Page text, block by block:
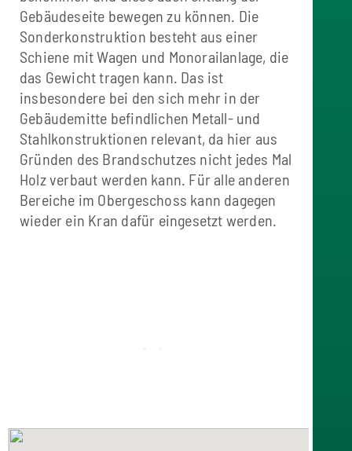
Gebäudeseite bewegen zu können. Die
Sonderkonstruktion besteht aus einer
Schiene mit Wagen und Monorailanlage, die
das Gewicht tragen kann. Das ist
insbesondere bei den sich mehr in der
Gebäudemitte befindlichen Metall- und
Stahlkonstruktionen relevant, da hier aus
Gründen des Brandschutzes nicht jedes Mal
Holz verbaut werden kann. Für alle anderen
Bereiche im Obergeschoss kann dagegen
wieder ein Kran dafür eingesetzt werden.